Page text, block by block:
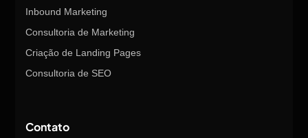
Inbound Marketing
Consultoria de Marketing
Criação de Landing Pages
Consultoria de SEO
Contato